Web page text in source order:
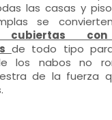
las casas y
se
cubiertas
de todo tipo
los nabos no
de la fuerza